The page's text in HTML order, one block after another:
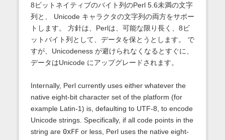
8ビットネイティブのバイト列のPerl 5.6未満の文字
列と、 Unicode キャラクタの文字列の両方をサポー
トします。 方針は、Perlは、可能な限り長く、8ビ
ットバイト列として、データを保とうとします。 で
すが、Unicodeness が避けられなくなるとすぐに、
データはUnicode にアップグレードされます。
Internally, Perl currently uses either whatever the
native eight-bit character set of the platform (for
example Latin-1) is, defaulting to UTF-8, to encode
Unicode strings. Specifically, if all code points in the
string are 0xFFor less, Perl uses the native eight-